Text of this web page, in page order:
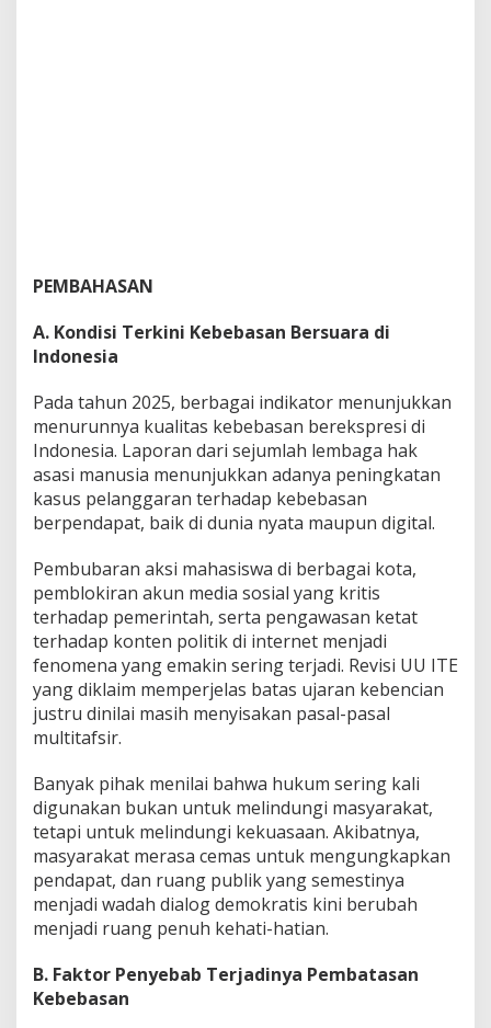
PEMBAHASAN
A. Kondisi Terkini Kebebasan Bersuara di
Indonesia
Pada tahun 2025, berbagai indikator menunjukkan
menurunnya kualitas kebebasan berekspresi di
Indonesia. Laporan dari sejumlah lembaga hak
asasi manusia menunjukkan adanya peningkatan
kasus pelanggaran terhadap kebebasan
berpendapat, baik di dunia nyata maupun digital.
Pembubaran aksi mahasiswa di berbagai kota,
pemblokiran akun media sosial yang kritis
terhadap pemerintah, serta pengawasan ketat
terhadap konten politik di internet menjadi
fenomena yang emakin sering terjadi. Revisi UU ITE
yang diklaim memperjelas batas ujaran kebencian
justru dinilai masih menyisakan pasal-pasal
multitafsir.
Banyak pihak menilai bahwa hukum sering kali
digunakan bukan untuk melindungi masyarakat,
tetapi untuk melindungi kekuasaan. Akibatnya,
masyarakat merasa cemas untuk mengungkapkan
pendapat, dan ruang publik yang semestinya
menjadi wadah dialog demokratis kini berubah
menjadi ruang penuh kehati-hatian.
B. Faktor Penyebab Terjadinya Pembatasan
Kebebasan